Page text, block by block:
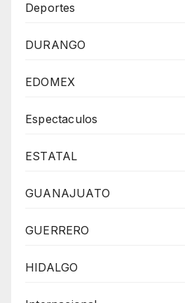
Deportes
DURANGO
EDOMEX
Espectaculos
ESTATAL
GUANAJUATO
GUERRERO
HIDALGO